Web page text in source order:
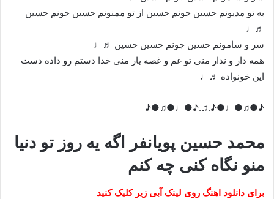
به تو مدیونم‌ حسین جونم حسین از تو ممنونم حسین جونم حسین
♬♩
سر و سامونم حسین جونم حسین حسین ♬♩
همه دار و ندار منی تو غم و غصه یار منی خدا دستم رو داده دست
این خونواده ♬♩
♪●♫●♩●♪.♫.♪●♩●♫●♪
محمد حسین پویانفر اگه یه روز تو دنیا
منو نگاه کنی چه کنم
برای دانلود اهنگ روی لینک آبی زیر کلیک کنید